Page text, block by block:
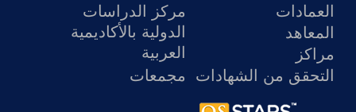
مركز الدراسات
الدولية بالأكاديمية
العربية
العمادات
المعاهد
مراكز
مجمعات
التحقق من الشهادات